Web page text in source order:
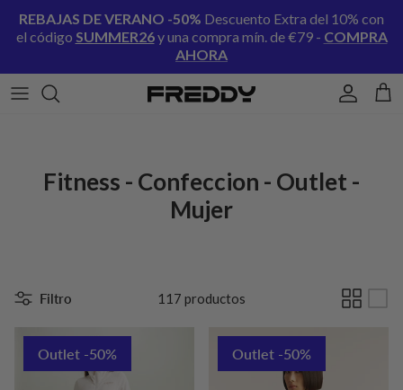
REBAJAS DE VERANO -50% Descuento Extra del 10% con
el código SUMMER26y una compra mín. de €79 - COMPRA
AHORA
Cuenta
Fitness - Confeccion - Outlet -
Mujer
Filtro 117 productos
Outlet -50% Outlet -50%